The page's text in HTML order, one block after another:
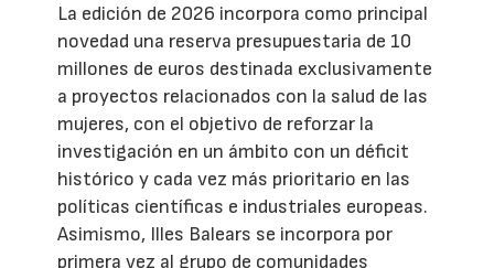
La edición de 2026 incorpora como principal
novedad una reserva presupuestaria de 10
millones de euros destinada exclusivamente
a proyectos relacionados con la salud de las
mujeres, con el objetivo de reforzar la
investigación en un ámbito con un déficit
histórico y cada vez más prioritario en las
políticas científicas e industriales europeas.
Asimismo, Illes Balears se incorpora por
primera vez al grupo de comunidades